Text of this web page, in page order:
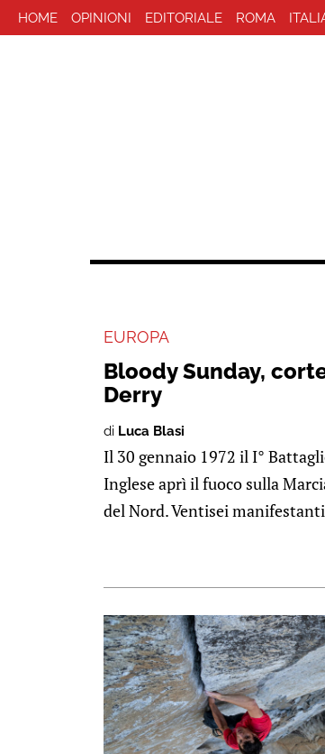
HOME OPINIONI EDITORIALE ROMA
EUROPA
Bloody Sunday,
Derry
di Luca Blasi
Il 30 gennaio 1972 il I°
Inglese aprì il fuoco sulla
del Nord. Ventisei